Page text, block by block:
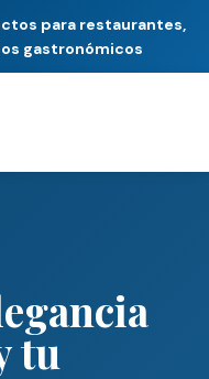
para restaurantes,
gastronómicos
tu